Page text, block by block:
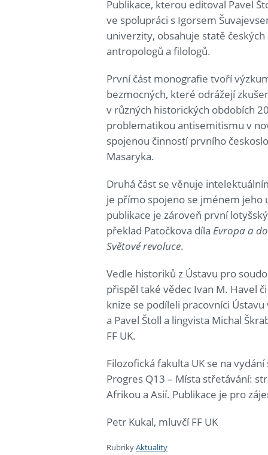
Publikace, kterou editoval Pavel
ve spolupráci s Igorsem
univerzity, obsahuje statě
antropologů a filologů.
První část monografie tvoří
bezmocných, které odrážejí
v různých historických obdobích
problematikou antisemitismu v
spojenou činností prvního
Masaryka.
Druhá část se věnuje
je přímo spojeno se jménem jeho
publikace je zároveň první
překlad Patočkova dílaEvropa a
Světové revoluce.
Vedle historiků z Ústavu pro
přispěl také vědec Ivan M. Havel
knize se podíleli pracovníci
a Pavel Štoll a lingvista Michal
FF UK.
Filozofická fakulta UK se na
Progres Q13 – Místa střetávání:
Afrikou a Asií. Publikace je pro
Petr Kukal, mluvčí FF UK
RubrikyAktuality